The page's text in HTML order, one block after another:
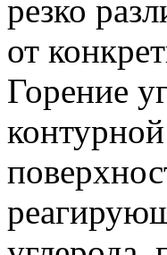
резко
от
Горение